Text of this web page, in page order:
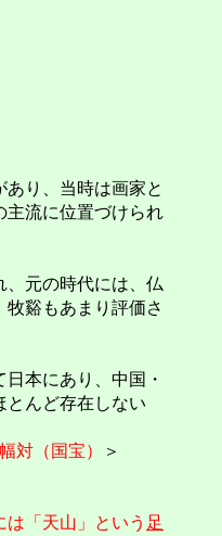
り、当時は画家と
主流に位置づけられ
元の時代には、仏
谿もあまり評価さ
本にあり、中国・
とんど存在しない
対（国宝）
＞
「天山」という 足